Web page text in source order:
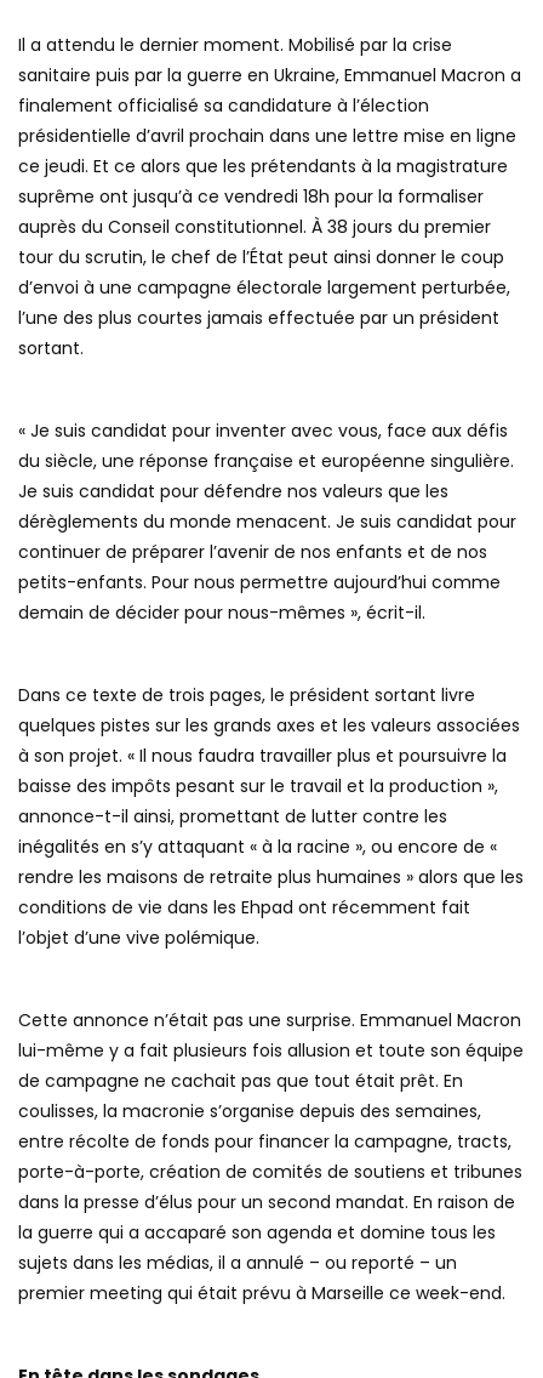
Il a attendu le dernier moment. Mobilisé par la crise
sanitaire puis par la guerre en Ukraine, Emmanuel Macron a
finalement officialisé sa candidature à l’élection
présidentielle d’avril prochain dans une lettre mise en ligne
ce jeudi. Et ce alors que les prétendants à la magistrature
suprême ont jusqu’à ce vendredi 18h pour la formaliser
auprès du Conseil constitutionnel. À 38 jours du premier
tour du scrutin, le chef de l’État peut ainsi donner le coup
d’envoi à une campagne électorale largement perturbée,
l’une des plus courtes jamais effectuée par un président
sortant.
« Je suis candidat pour inventer avec vous, face aux défis
du siècle, une réponse française et européenne singulière.
Je suis candidat pour défendre nos valeurs que les
dérèglements du monde menacent. Je suis candidat pour
continuer de préparer l’avenir de nos enfants et de nos
petits-enfants. Pour nous permettre aujourd’hui comme
demain de décider pour nous-mêmes », écrit-il.
Dans ce texte de trois pages, le président sortant livre
quelques pistes sur les grands axes et les valeurs associées
à son projet. « Il nous faudra travailler plus et poursuivre la
baisse des impôts pesant sur le travail et la production »,
annonce-t-il ainsi, promettant de lutter contre les
inégalités en s’y attaquant « à la racine », ou encore de «
rendre les maisons de retraite plus humaines » alors que les
conditions de vie dans les Ehpad ont récemment fait
l’objet d’une vive polémique.
Cette annonce n’était pas une surprise. Emmanuel Macron
lui-même y a fait plusieurs fois allusion et toute son équipe
de campagne ne cachait pas que tout était prêt. En
coulisses, la macronie s’organise depuis des semaines,
entre récolte de fonds pour financer la campagne, tracts,
porte-à-porte, création de comités de soutiens et tribunes
dans la presse d’élus pour un second mandat. En raison de
la guerre qui a accaparé son agenda et domine tous les
sujets dans les médias, il a annulé – ou reporté – un
premier meeting qui était prévu à Marseille ce week-end.